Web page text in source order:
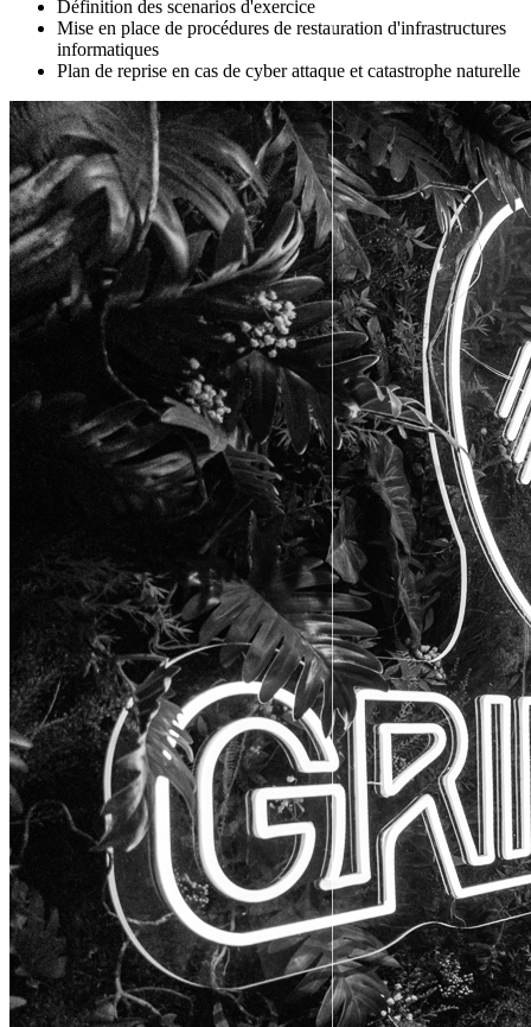
Définition des scenarios d'exercice
Mise en place de procédures de restauration d'infrastructures
informatiques
Plan de reprise en cas de cyber attaque et catastrophe naturelle